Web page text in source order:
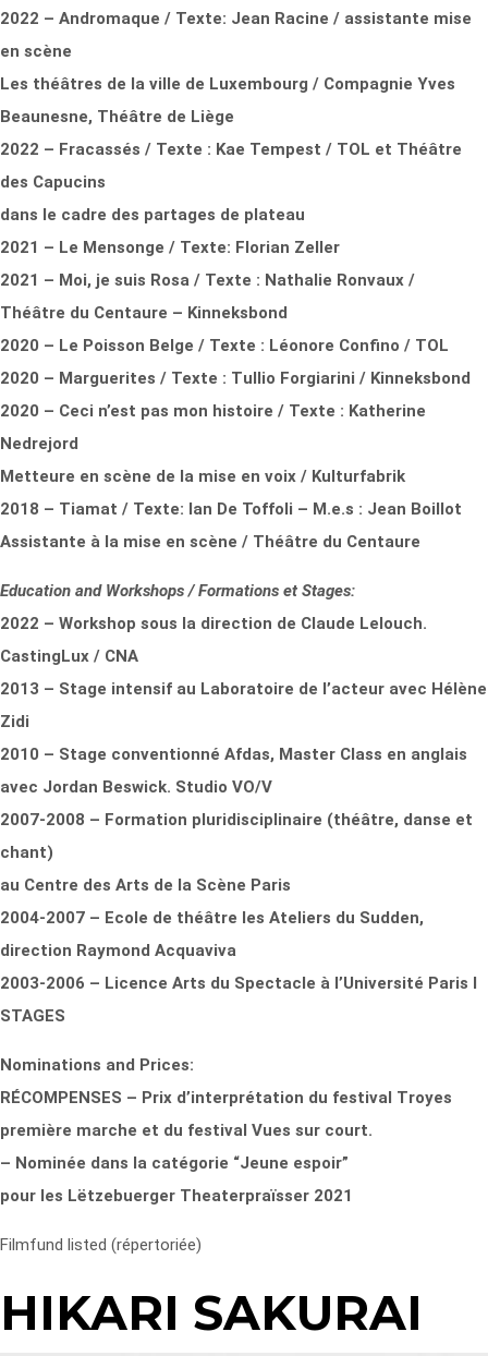
2022 – Andromaque / Texte: Jean Racine / assistante mise
en scène
Les théâtres de la ville de Luxembourg / Compagnie Yves
Beaunesne, Théâtre de Liège
2022 – Fracassés / Texte : Kae Tempest / TOL et Théâtre
des Capucins
dans le cadre des partages de plateau
2021 – Le Mensonge / Texte: Florian Zeller
2021 – Moi, je suis Rosa / Texte : Nathalie Ronvaux /
Théâtre du Centaure – Kinneksbond
2020 – Le Poisson Belge / Texte : Léonore Confino / TOL
2020 – Marguerites / Texte : Tullio Forgiarini / Kinneksbond
2020 – Ceci n’est pas mon histoire / Texte : Katherine
Nedrejord
Metteure en scène de la mise en voix / Kulturfabrik
2018 – Tiamat / Texte: Ian De Toffoli – M.e.s : Jean Boillot
Assistante à la mise en scène / Théâtre du Centaure
Education and Workshops / Formations et Stages:
2022 – Workshop sous la direction de Claude Lelouch.
CastingLux / CNA
2013 – Stage intensif au Laboratoire de l’acteur avec Hélène
Zidi
2010 – Stage conventionné Afdas, Master Class en anglais
avec Jordan Beswick. Studio VO/V
2007-2008 – Formation pluridisciplinaire (théâtre, danse et
chant)
au Centre des Arts de la Scène Paris
2004-2007 – Ecole de théâtre les Ateliers du Sudden,
direction Raymond Acquaviva
2003-2006 – Licence Arts du Spectacle à l’Université Paris I
STAGES
Nominations and Prices:
RÉCOMPENSES – Prix d’interprétation du festival Troyes
première marche et du festival Vues sur court.
– Nominée dans la catégorie “Jeune espoir”
pour les Lëtzebuerger Theaterpraïsser 2021
Filmfund listed (répertoriée)
HIKARI SAKURAI